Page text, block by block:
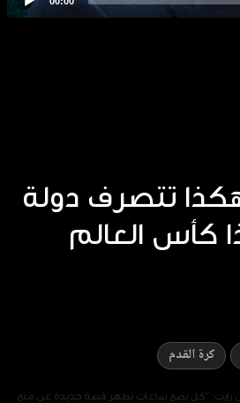
تتصرف دولة
كأس العالم
كرة القدم
إيان رايت: "كل بضع ساعات تظهر قصة جديدة عن منع